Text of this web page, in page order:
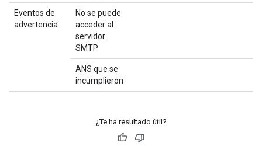
Eventos de
advertencia
No se puede
acceder al
servidor
SMTP
ANS que se
incumplieron
¿Te ha resultado útil?